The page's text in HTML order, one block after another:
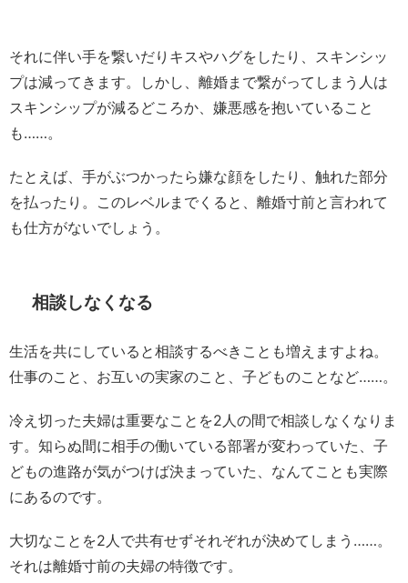
それに伴い手を繋いだりキスやハグをしたり、スキンシッ
プは減ってきます。しかし、離婚まで繋がってしまう人は
スキンシップが減るどころか、嫌悪感を抱いていること
も……。
たとえば、手がぶつかったら嫌な顔をしたり、触れた部分
を払ったり。このレベルまでくると、離婚寸前と言われて
も仕方がないでしょう。
相談しなくなる
生活を共にしていると相談するべきことも増えますよね。
仕事のこと、お互いの実家のこと、子どものことなど……。
冷え切った夫婦は重要なことを2人の間で相談しなくなりま
す。知らぬ間に相手の働いている部署が変わっていた、子
どもの進路が気がつけば決まっていた、なんてことも実際
にあるのです。
大切なことを2人で共有せずそれぞれが決めてしまう……。
それは離婚寸前の夫婦の特徴です。